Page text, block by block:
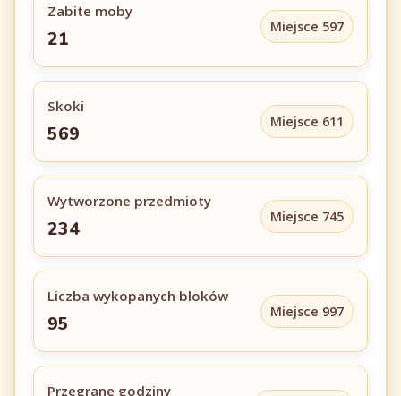
Zabite moby
21
Miejsce 597
Skoki
569
Miejsce 611
Wytworzone przedmioty
234
Miejsce 745
Liczba wykopanych bloków
95
Miejsce 997
Przegrane godziny